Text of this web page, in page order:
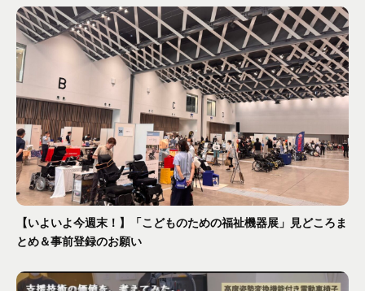
【いよいよ今週末！】「こどものための福祉機器展」見どころま
とめ＆事前登録のお願い